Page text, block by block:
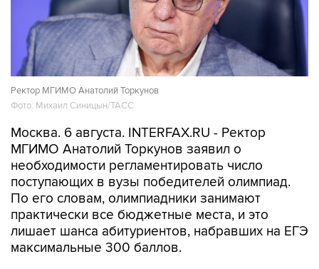
Ректор МГИМО Анатолий Торкунов
Фото: Михаил Синицын/ТАСС
Москва. 6 августа. INTERFAX.RU - Ректор
МГИМО Анатолий Торкунов заявил о
необходимости регламентировать число
поступающих в вузы победителей олимпиад.
По его словам, олимпиадники занимают
практически все бюджетные места, и это
лишает шанса абитуриентов, набравших на ЕГЭ
максимальные 300 баллов.